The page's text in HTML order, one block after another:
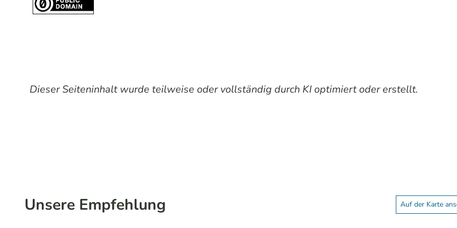
Dieser Seiteninhalt wurde teilweise oder vollständig durch KI optimiert oder erstellt.
Unsere Empfehlung Auf der Karte